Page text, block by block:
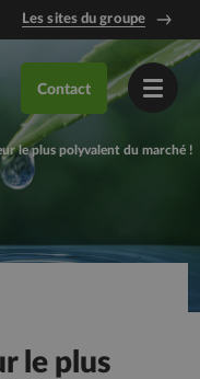
Les sites du groupe
Contact
le plus polyvalent du marché !
le plus